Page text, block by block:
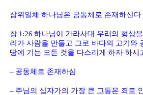
삼위일체 하나님은 공동체로 존재하신다
창 1:26 하나님이 가라사대 우리의 형상
리가 사람을 만들고 그로 바다의 고기와
땅에 기는 모든 것을 다스리게 하자 하시
– 공동체로 존재하심
– 주님의 십자가의 가장 큰 고통은 죄로